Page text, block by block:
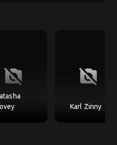
no_photography no_photography
Karl Zinny